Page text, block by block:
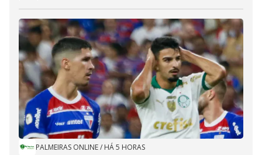
PALMEIRAS ONLINE/ HÁ 5 HORAS